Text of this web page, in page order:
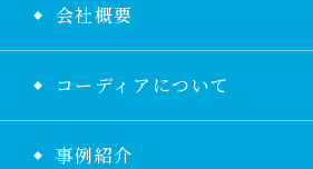
会社概要
コーディアについて
事例紹介